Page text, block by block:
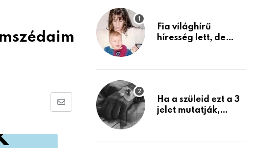
Share
Fia világhírű
híresség lett, de
mint azt el tudnád
Ha a szüleid ezt a 3
jelet mutatják,
Készülj fel arra, ami